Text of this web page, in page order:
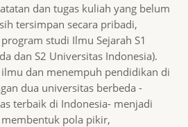
dan tugas kuliah yang belum
tersimpan secara pribadi,
studi Ilmu Sejarah S1
dan S2 Universitas Indonesia).
dan menempuh pendidikan di
dua universitas berbeda -
terbaik di Indonesia- menjadi
pola pikir,